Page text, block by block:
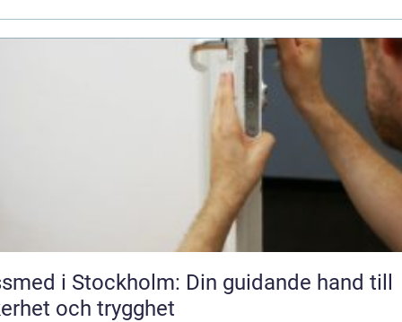
i Stockholm: Din guidande hand till
och trygghet